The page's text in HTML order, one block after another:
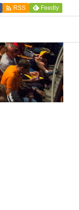
 RSS Feedly